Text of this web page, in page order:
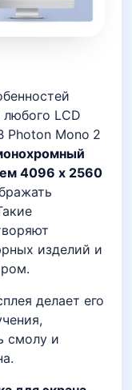
LCD
Photon Mono 2
4096 x 2560
изделий и
делает его
смолу и